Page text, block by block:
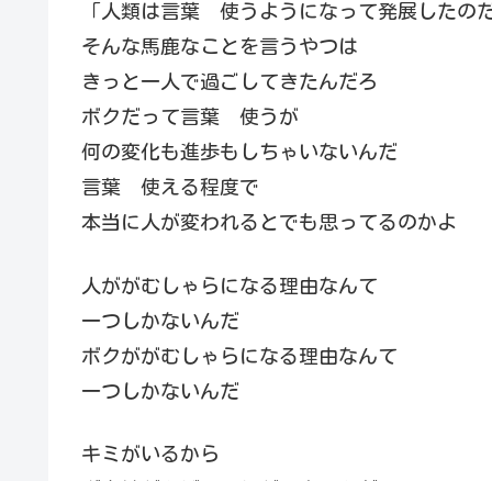
「人類は言葉 使うようになって発展したの
そんな馬鹿なことを言うやつは
きっと一人で過ごしてきたんだろ
ボクだって言葉 使うが
何の変化も進歩もしちゃいないんだ
言葉 使える程度で
本当に人が変われるとでも思ってるのかよ
人ががむしゃらになる理由なんて
一つしかないんだ
ボクががむしゃらになる理由なんて
一つしかないんだ
キミがいるから